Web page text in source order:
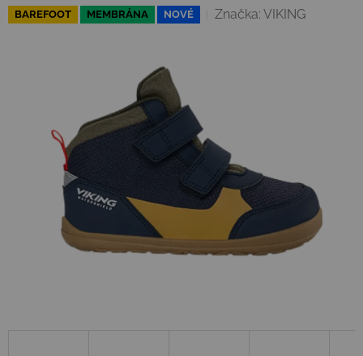
BAREFOOT MEMBRÁNA NOVÉ Značka: VIKING